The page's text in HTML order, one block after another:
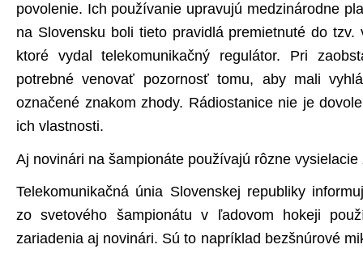
povolenie. Ich používanie upravujú medzinárodne
na Slovensku boli tieto pravidlá premietnuté do tzv.
ktoré vydal telekomunikačný regulátor. Pri
potrebné venovať pozornosť tomu, aby mali
označené znakom zhody. Rádiostanice nie je
ich vlastnosti.
Aj novinári na šampionáte používajú rôzne vysielacie
Telekomunikačná únia Slovenskej republiky
zo svetového šampionátu v ľadovom hokeji
zariadenia aj novinári. Sú to napríklad bezšnúrové